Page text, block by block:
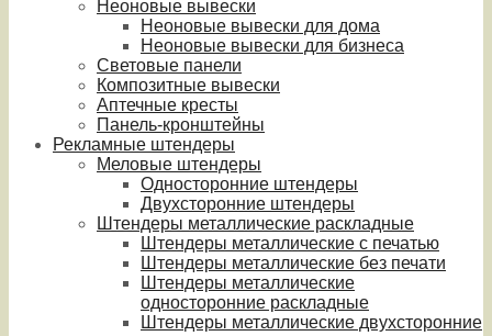
Неоновые вывески
Неоновые вывески для дома
Неоновые вывески для бизнеса
Световые панели
Композитные вывески
Аптечные кресты
Панель-кронштейны
Рекламные штендеры
Меловые штендеры
Односторонние штендеры
Двухсторонние штендеры
Штендеры металлические раскладные
Штендеры металлические с печатью
Штендеры металлические без печати
Штендеры металлические
односторонние раскладные
Штендеры металлические двухсторонние